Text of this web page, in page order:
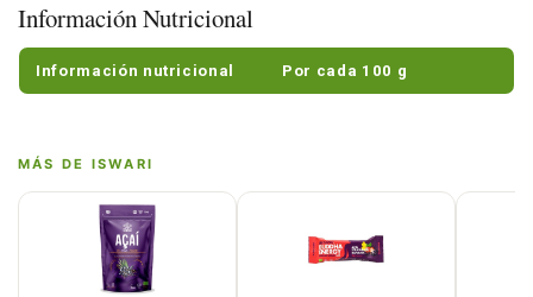
Información Nutricional
Información nutricional Por cada 100 g
MÁS DE ISWARI